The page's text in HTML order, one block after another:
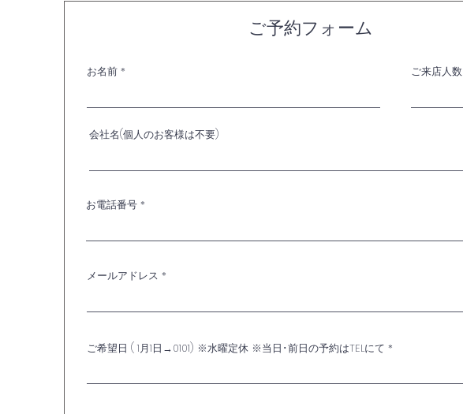
ご予約のお客様は下記フォームよりお願いします。
ご予約フォーム
お名前 ご来店人数
会社名(個人のお客様は不要)
お電話番号
メールアドレス
ご希望日 ( 1月1日→0101) ※水曜定休 ※当日･前日の予約はTELにて